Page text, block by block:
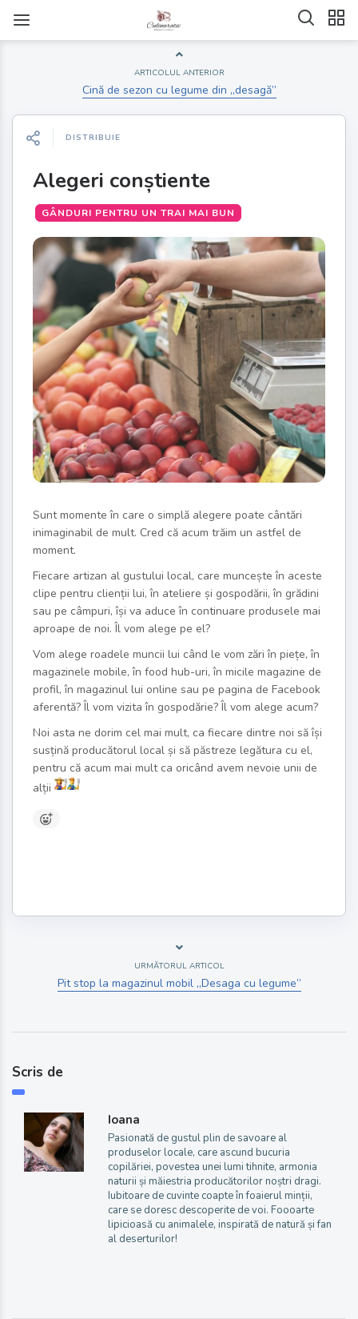
ARTICOLUL ANTERIOR
Cină de sezon cu legume din „desagă”
DISTRIBUIE
Alegeri conștiente
GÂNDURI PENTRU UN TRAI MAI BUN
Sunt momente în care o simplă alegere poate cântări
inimaginabil de mult. Cred că acum trăim un astfel de
moment.
Fiecare artizan al gustului local, care muncește în aceste
clipe pentru clienții lui, în ateliere și gospodării, în grădini
sau pe câmpuri, își va aduce în continuare produsele mai
aproape de noi. Îl vom alege pe el?
Vom alege roadele muncii lui când le vom zări în piețe, în
magazinele mobile, în food hub-uri, în micile magazine de
profil, în magazinul lui online sau pe pagina de Facebook
aferentă? Îl vom vizita în gospodărie? Îl vom alege acum?
Noi asta ne dorim cel mai mult, ca fiecare dintre noi să își
susțină producătorul local și să păstreze legătura cu el,
pentru că acum mai mult ca oricând avem nevoie unii de
alții
URMĂTORUL ARTICOL
Pit stop la magazinul mobil „Desaga cu legume”
Scris de
Ioana
Pasionată de gustul plin de savoare al
produselor locale, care ascund bucuria
copilăriei, povestea unei lumi tihnite, armonia
naturii și măiestria producătorilor noștri dragi.
Iubitoare de cuvinte coapte în foaierul minții,
care se doresc descoperite de voi. Foooarte
lipicioasă cu animalele, inspirată de natură și fan
al deserturilor!